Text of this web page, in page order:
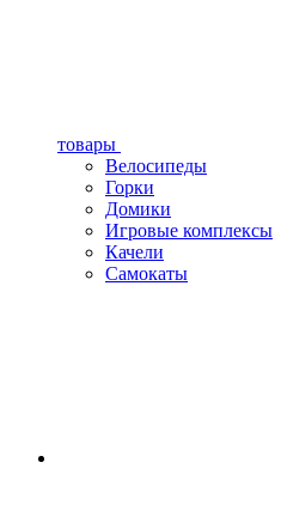
товары
Велосипеды
Горки
Домики
Игровые комплексы
Качели
Самокаты